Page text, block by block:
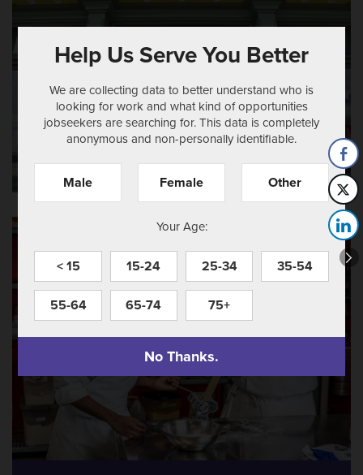
Help Us Serve You Better
We are collecting data to better understand who is
looking for work and what kind of opportunities
jobseekers are searching for. This data is completely
anonymous and non-personally identifiable.
Male Female Other
Your Age:
< 15 15-24 25-34 35-54
55-64 65-74 75+
No Thanks.